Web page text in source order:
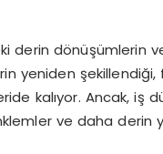
derin dönüşümlerin
yeniden şekillendiği,
kalıyor. Ancak, iş
ve daha derin